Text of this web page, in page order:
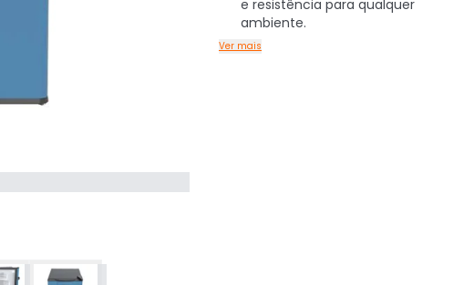
e resistência para qualquer
ambiente.
Ver mais